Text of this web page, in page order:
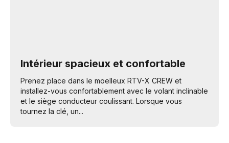
Intérieur spacieux et confortable
Prenez place dans le moelleux RTV-X CREW et
installez-vous confortablement avec le volant inclinable
et le siège conducteur coulissant. Lorsque vous
tournez la clé, un...